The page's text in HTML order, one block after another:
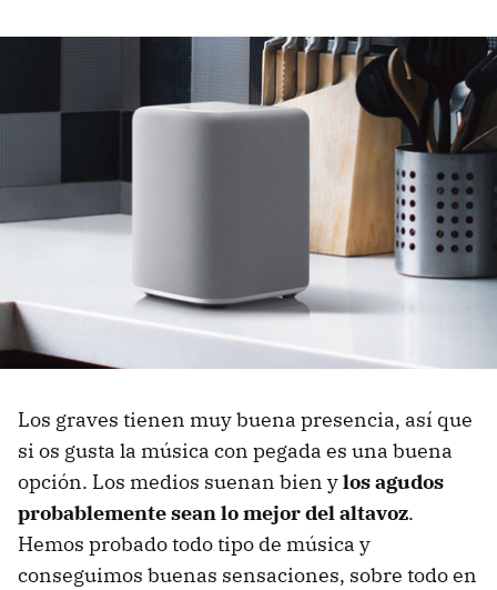
Los graves tienen muy buena presencia, así que
si os gusta la música con pegada es una buena
opción. Los medios suenan bien ylos agudos
probablemente sean lo mejor del altavoz.
Hemos probado todo tipo de música y
conseguimos buenas sensaciones, sobre todo en